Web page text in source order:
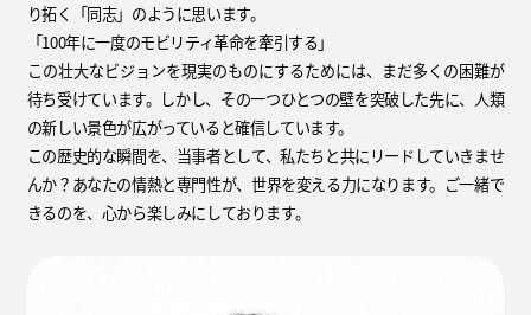
り拓く「同志」のように思います。
「100年に一度のモビリティ革命を牽引する」
この壮大なビジョンを現実のものにするためには、まだ多くの困難が
待ち受けています。しかし、その一つひとつの壁を突破した先に、人類
の新しい景色が広がっていると確信しています。
この歴史的な瞬間を、当事者として、私たちと共にリードしていきませ
んか？あなたの情熱と専門性が、世界を変える力になります。ご一緒で
きるのを、心から楽しみにしております。